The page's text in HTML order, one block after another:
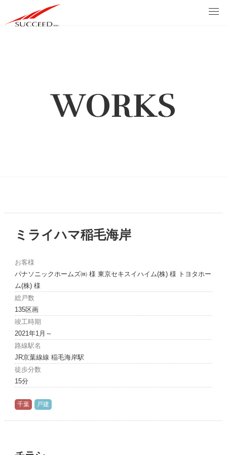
WORKS
ミライハマ稲毛海岸
お客様
パナソニックホームズ㈱ 様 東京セキスイハイム(株) 様 トヨタホー
ム(株) 様
総戸数
135区画
竣工時期
2021年1月～
路線駅名
JR京葉線線 稲毛海岸駅
徒歩分数
15分
千葉 戸建